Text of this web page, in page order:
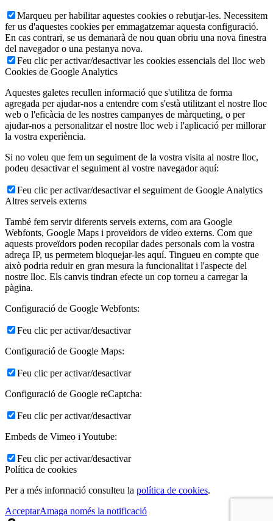
Marqueu per habilitar aquestes cookies o rebutjar-les. Necessitem
fer us d'aquestes cookies per emmagatzemar aquesta configuració.
En cas contrari, se us demanarà de nou quan obriu una nova finestra
del navegador o una pestanya nova.
Feu clic per activar/desactivar les cookies essencials del lloc web
Cookies de Google Analytics
Aquestes galetes recullen informació que s'utilitza de forma
agregada per ajudar-nos a entendre com s'està utilitzant el nostre lloc
web o l'eficàcia de les nostres campanyes de màrqueting, o per
ajudar-nos a personalitzar el nostre lloc web i l'aplicació per millorar
la vostra experiència.
Si no voleu que fem un seguiment de la vostra visita al nostre lloc,
podeu desactivar el seguiment al vostre navegador aquí:
Feu clic per activar/desactivar el seguiment de Google Analytics
Altres serveis externs
També fem servir diferents serveis externs, com ara Google
Webfonts, Google Maps i proveïdors de vídeo externs. Com que
aquests proveïdors poden recopilar dades personals com la vostra
adreça IP, us permetem bloquejar-les aquí. Tingueu en compte que
això podria reduir en gran mesura la funcionalitat i l'aspecte del
nostre lloc. Els canvis tindran efecte un cop torneu a carregar la
pàgina.
Configuració de Google Webfonts:
Feu clic per activar/desactivar
Configuració de Google Maps:
Feu clic per activar/desactivar
Configuració de Google reCaptcha:
Feu clic per activar/desactivar
Embeds de Vimeo i Youtube:
Feu clic per activar/desactivar
Política de cookies
Per a més informació consulteu la política de cookies.
AcceptarAmaga només la notificació